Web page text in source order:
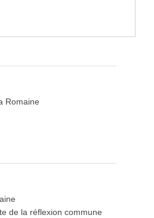
Romaine
de la réflexion commune